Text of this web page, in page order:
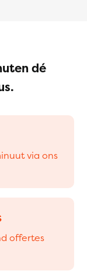
dé
via ons
offertes